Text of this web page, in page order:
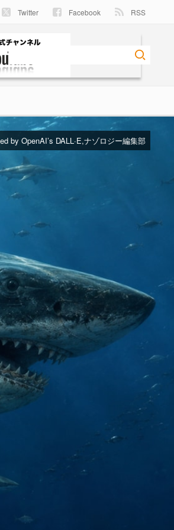
Twitter Facebook RSS
by OpenAI’s DALL·E,ナゾロジー編集部